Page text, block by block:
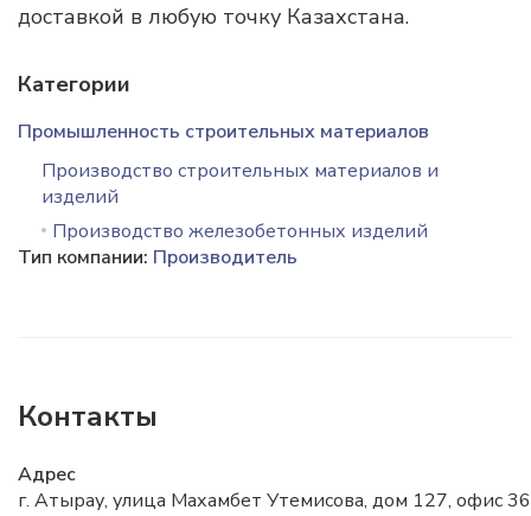
доставкой в любую точку Казахстана.
Категории
Промышленность строительных материалов
Производство строительных материалов и
изделий
Производство железобетонных изделий
Тип компании: Производитель
Контакты
Адрес
г. Атырау, улица Махамбет Утемисова, дом 127, офис 36